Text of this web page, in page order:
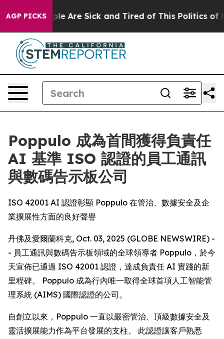
AGP PICKS
“People Are Sick and Tired of This Politics of
Poppulo 成為首間獲得負責任
AI 基準 ISO 認證的員工通訊
與數碼告示板公司
ISO 42001 AI 認證彰顯 Poppulo 在管治、數據安全及企
業擴展性方面的良好聲譽
丹佛及愛爾蘭科克, Oct. 03, 2025 (GLOBE NEWSWIRE) -
- 員工通訊與數碼告示板領域的全球領導者 Poppulo，於今
天宣佈已通過 ISO 42001 認證，達成負責任 AI 實踐的新
里程碑。 Poppulo 成為行內唯一取得全球首項人工智能管
理系統 (AIMS) 國際認證的公司。
自創立以來，Poppulo 一直以嚴密管治、頂級數據安全及
靈活擴展能力作為平台發展的支柱。 此認證讓客戶熟悉